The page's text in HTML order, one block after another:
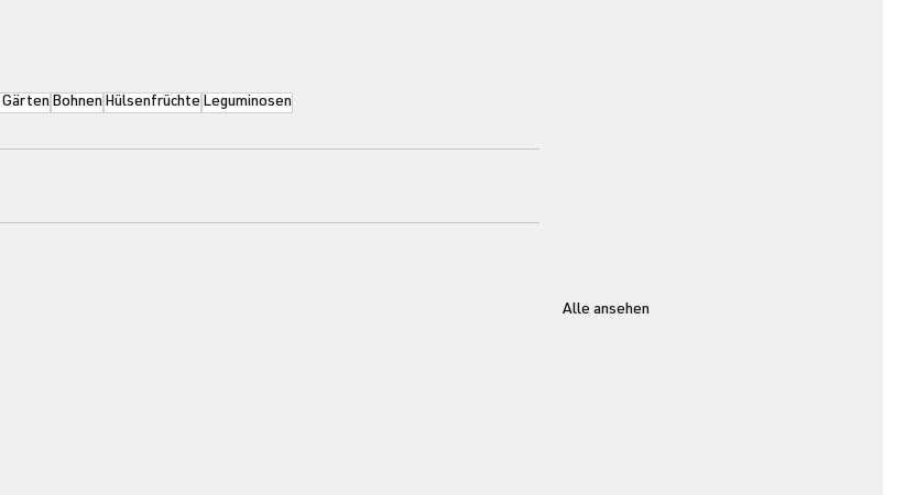
Gärten Bohnen Hülsenfrüchte Leguminosen
Alle ansehen